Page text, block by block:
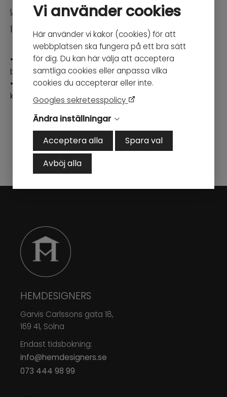
Vi använder cookies
Här använder vi kakor (cookies) för att
webbplatsen ska fungera på ett bra sätt
för dig. Du kan här välja att acceptera
samtliga cookies eller anpassa vilka
cookies du accepterar eller inte.
Googles sekretesspolicy
Ändra inställningar
Acceptera alla
Spara val
Avböj alla
Underrede:Bredd: 60cm / Djup: 60cm / Höjd: 71
Information
• Bord ARKI finns även i andra storlekar samt kan
beställas som barbord.
• Bordstativ ARKI säljes även separat och kan
kompletteras med andra bordsskivor.
HEMDESIGNERS
Garvis Carlssons gata 18,
169 41, Solna
Endast tidsbokning:
info@hemdesigners.se
073 444 98 99